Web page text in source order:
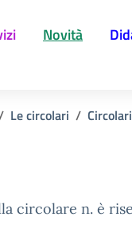
Novità
Le circolari
circolare n. è